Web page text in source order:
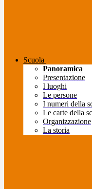
Scuola
Panoramica
Presentazione
I luoghi
Le persone
I numeri della
Le carte della
Organizzazione
La storia